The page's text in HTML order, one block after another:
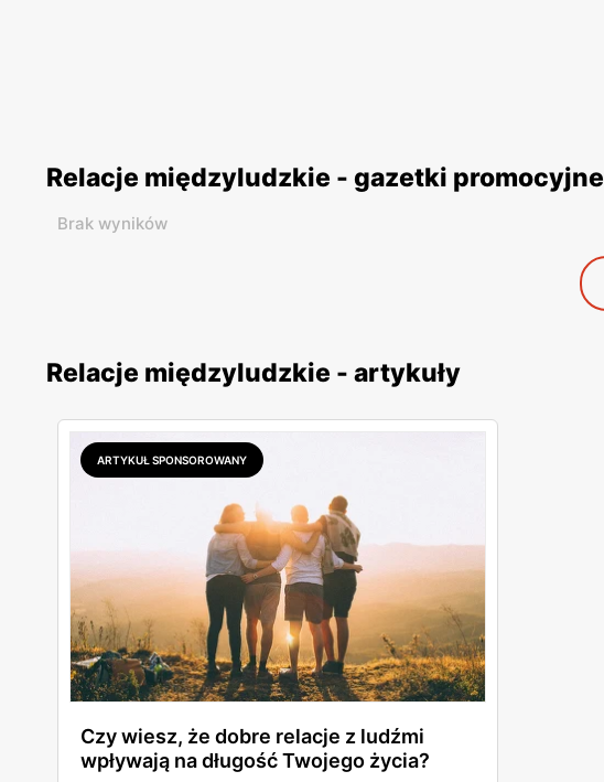
Relacje międzyludzkie - gazetki promocyjne
Brak wyników
Relacje międzyludzkie - artykuły
ARTYKUŁ SPONSOROWANY
Czy wiesz, że dobre relacje z ludźmi
wpływają na długość Twojego życia?